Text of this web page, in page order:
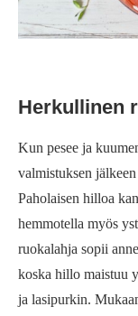
Herkullinen
Kun pesee ja
valmistuksen
Paholaisen hilloa
hemmotella myös
ruokalahja sopii
koska hillo maistuu
ja lasipurkin.